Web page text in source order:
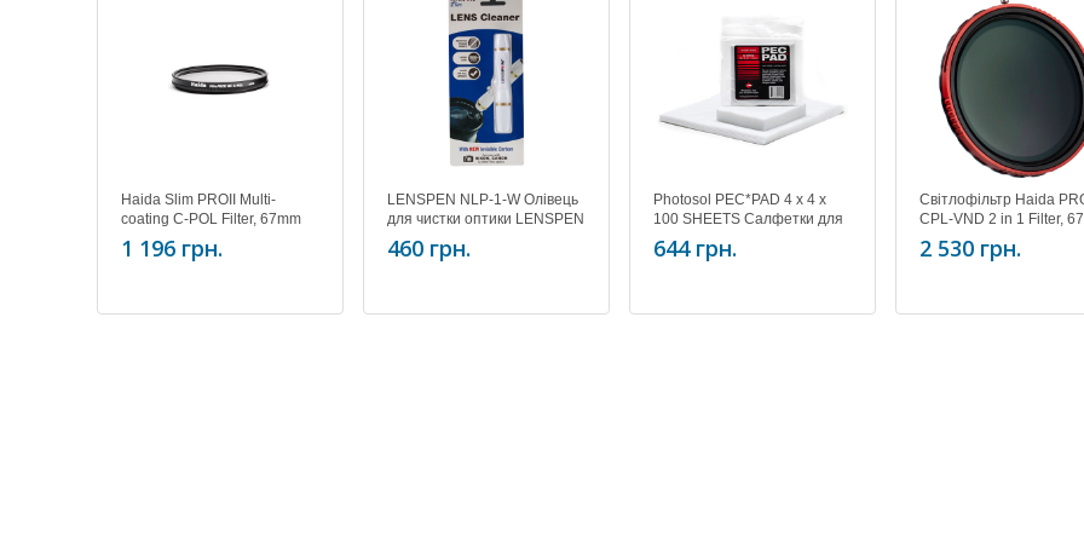
Haida Slim PROII Multi-
coating C-POL Filter, 67mm
1 196 грн.
LENSPEN NLP-1-W Олівець
для чистки оптики LENSPEN
Original (Lens Cleaner) NLP-
1-W ( white )
460 грн.
Photosol PEC*PAD 4 x 4 x
100 SHEETS Салфетки для
чистки оптики(100 шт)
644 грн.
Світлофільтр Haida
CPL-VND 2 in 1 Filter,
HD4781
2 530 грн.